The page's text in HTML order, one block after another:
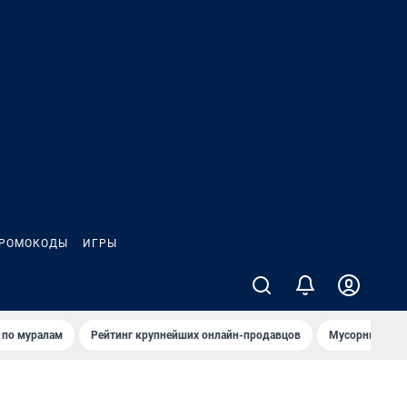
ИГРЫ
по мурaлaм Рейтинг крупнейших онлайн-продавцов Мусорный